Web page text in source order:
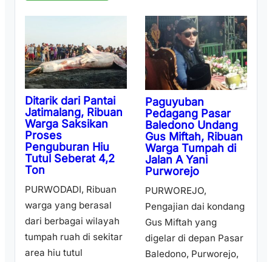
Ditarik dari Pantai
Jatimalang, Ribuan
Warga Saksikan
Proses
Penguburan Hiu
Tutul Seberat 4,2
Ton
PURWODADI, Ribuan
warga yang berasal
dari berbagai wilayah
tumpah ruah di sekitar
area hiu tutul
Paguyuban
Pedagang Pasar
Baledono Undang
Gus Miftah, Ribuan
Warga Tumpah di
Jalan A Yani
Purworejo
PURWOREJO,
Pengajian dai kondang
Gus Miftah yang
digelar di depan Pasar
Baledono, Purworejo,